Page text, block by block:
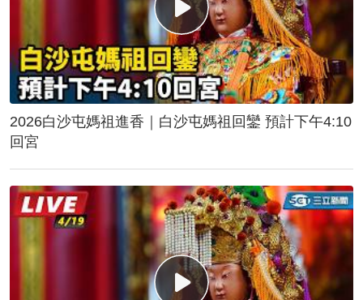
2026白沙屯媽祖進香｜白沙屯媽祖回鑾 預計下午4:10
回宮